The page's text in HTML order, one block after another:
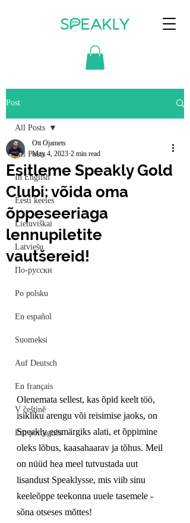
Post
All Posts
In English
Eesti keeles
Lietuviškai
Latviešu
По-русски
Po polsku
En español
Suomeksi
Auf Deutsch
En français
V češtině
Em português
All Posts
Esitleme Speakly Gold
Clubi: võida oma
õppeseeriaga
lennupiletite
vautšereid!
Ott Ojamets
May 4, 20232 min read
Olenemata sellest, kas õpid keelt töö,
isikliku arengu või reisimise jaoks, on
Speakly eesmärgiks alati, et õppimine
oleks lõbus, kaasahaarav ja tõhus. Meil
on nüüd hea meel tutvustada uut
lisandust Speaklysse, mis viib sinu
keeleõppe teekonna uuele tasemele -
sõna otseses mõttes!